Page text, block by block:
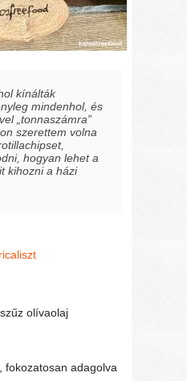
kínálták
mindenhol, és
„tonnaszámra”
szerettem volna
hogyan lehet a
kihozni a házi
olívaolaj
fokozatosan adagolva